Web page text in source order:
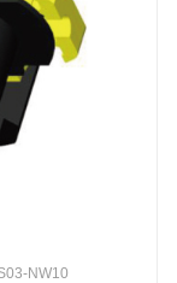
NW10